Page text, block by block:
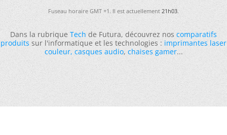
Fuseau horaire GMT +1. Il est actuellement21h03.
Dans la rubriqueTechde Futura, découvrez noscomparatifs
produitssur l'informatique et les technologies :imprimantes laser
couleur,casques audio,chaises gamer...